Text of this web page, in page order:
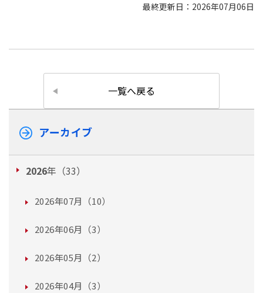
最終更新日：2026年07月06日
一覧へ戻る
アーカイブ
2026年（33）
2026年07月（10）
2026年06月（3）
2026年05月（2）
2026年04月（3）